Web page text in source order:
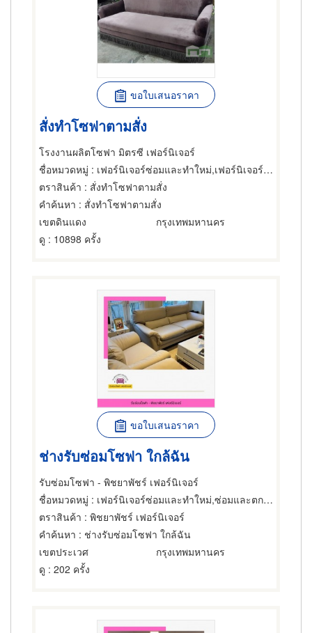
ขอใบเสนอราคา
สั่งทำโซฟาตามสั่ง
โรงงานผลิตโซฟา มิตรซี เฟอร์นิเจอร์
ชื่อหมวดหมู่ : เฟอร์นิเจอร์ซ่อมและทำใหม่,เฟอร์นิเจอร์ทำตามสั่ง,ผู้ออกแบบเฟอร์นิเจอร์
ตราสินค้า : สั่งทำโซฟาตามสั่ง
คำค้นหา : สั่งทำโซฟาตามสั่ง
เขตดินแดง
กรุงเทพมหานคร
ดู : 10898 ครั้ง
ขอใบเสนอราคา
ช่างรับซ่อมโซฟา ใกล้ฉัน
รับซ่อมโซฟา - พิชยาพัชร์ เฟอร์นิเจอร์
ชื่อหมวดหมู่ : เฟอร์นิเจอร์ซ่อมและทำใหม่,ซ่อมและตกแต่งเฟอร์นิเจอร์และอุปกรณ์สำนักงาน,ซ่อมและตกแต่งเฟอร์นิเจอร์และอุปกรณ์สำนักงาน
ตราสินค้า : พิชยาพัชร์ เฟอร์นิเจอร์
คำค้นหา : ช่างรับซ่อมโซฟา ใกล้ฉัน
เขตประเวศ
กรุงเทพมหานคร
ดู : 202 ครั้ง